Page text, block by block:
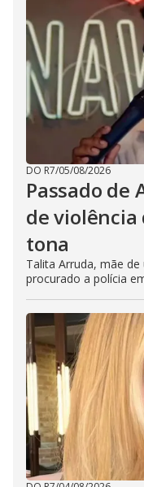
DO R7/05/08/2026
Passado
de violência
tona
Talita Arruda, mãe
procurado a polícia